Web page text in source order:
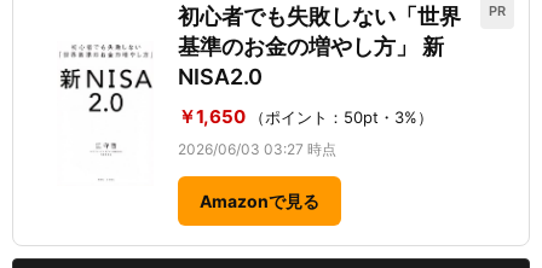
PR
初心者でも失敗しない「世界
基準のお金の増やし方」 新
NISA2.0
￥1,650 （ポイント：50pt・3%）
2026/06/03 03:27 時点
Amazonで見る